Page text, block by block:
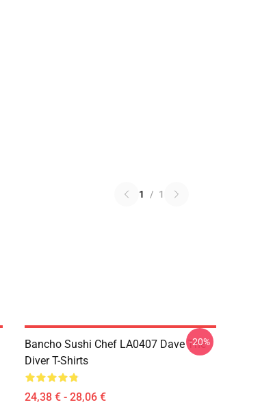
1 / 1
Bancho Sushi Chef LA0407 Dave The
Diver T-Shirts
24,38 € - 28,06 €
-20%